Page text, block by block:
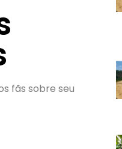
fãs sobre seu